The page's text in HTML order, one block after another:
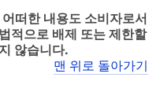
떠한 내용도 소비자로서
적으로 배제 또는 제한할
않습니다.
맨 위로 돌아가기